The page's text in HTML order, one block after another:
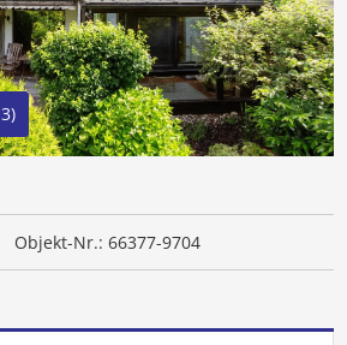
Objekt-Nr.: 66377-9704